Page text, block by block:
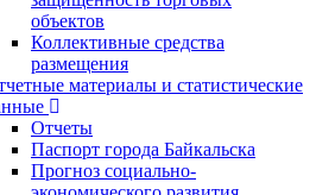
объектов
Коллективные средства
размещения
материалы и статистические
Отчеты
Паспорт города Байкальска
Прогноз социально-